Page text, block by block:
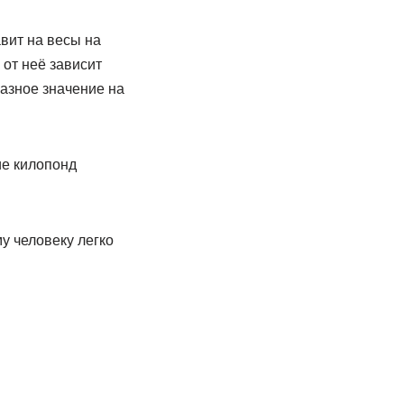
на весы на
неё зависит
значение на
килопонд
человеку легко